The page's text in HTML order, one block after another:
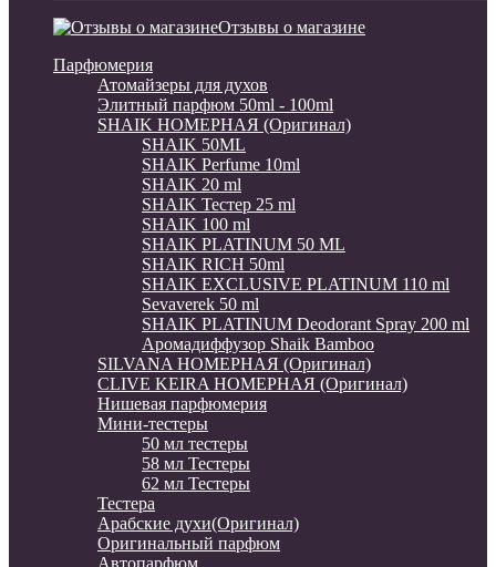
Отзывы о магазине
Парфюмерия
Атомайзеры для духов
Элитный парфюм 50ml - 100ml
SHAIK НОМЕРНАЯ (Оригинал)
SHAIK 50ML
SHAIK Perfume 10ml
SHAIK 20 ml
SHAIK Тестер 25 ml
SHAIK 100 ml
SHAIK PLATINUM 50 ML
SHAIK RICH 50ml
SHAIK EXCLUSIVE PLATINUM 110 ml
Sevaverek 50 ml
SHAIK PLATINUM Deodorant Spray 200 ml
Аромадиффузор Shaik Bamboo
SILVANA НОМЕРНАЯ (Оригинал)
CLIVE KEIRA НОМЕРНАЯ (Оригинал)
Нишевая парфюмерия
Мини-тестеры
50 мл тестеры
58 мл Тестеры
62 мл Тестеры
Тестера
Арабские духи(Оригинал)
Оригинальный парфюм
Автопарфюм